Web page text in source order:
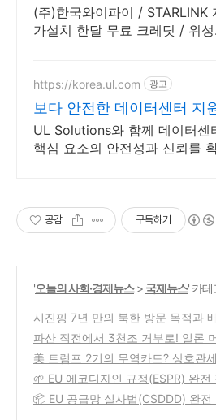
맞춤 상담 및 견적
(주)한국와이파이 / STARLINK 자
가설치 한달 무료 크레딧 / 위성
퍼런스 보유
https://korea.ul.com 광고
보다 안전한 데이터센터 지
데이터센터 인증
UL Solutions와 함께 데이터센
핵심 요소의 안전성과 신뢰를
공감 구독하기
'오늘의 사회·경제뉴스> 국제뉴스' 카테
시진핑 7년 만의 북한 방문 목적과
리 (쉽게 푸는 국제 정세 속사정!)
(1)
파산 직전에서 3천조 거부로! 일론
성공할 수 있었던 3가지 미친 집착
美 트럼프 2기의 무역카드? 상호관
세·품목관세 완전 정리
(0)
🌱 EU 에코디자인 규정(ESPR) 완전
📦 EU 공급망 실사법(CSDDD) 완전